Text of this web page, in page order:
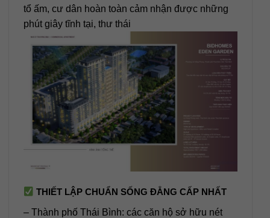
tổ ấm, cư dân hoàn toàn cảm nhận được những
phút giây tĩnh tại, thư thái
THIẾT LẬP CHUẨN SỐNG ĐẲNG CẤP NHẤT
– Thành phố Thái Bình: các căn hộ sở hữu nét